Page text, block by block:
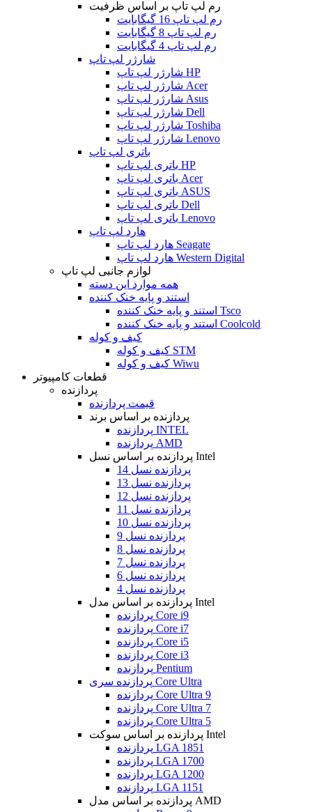
رم لپ تاپ بر اساس ظرفیت
رم لپ تاپ 16 گیگابایت
رم لپ تاپ 8 گیگابایت
رم لپ تاپ 4 گیگابایت
شارژر لپ تاپ
شارژر لپ تاپ HP
شارژر لپ تاپ Acer
شارژر لپ تاپ Asus
شارژر لپ تاپ Dell
شارژر لپ تاپ Toshiba
شارژر لپ تاپ Lenovo
باتری لپ تاپ
باتری لپ تاپ HP
باتری لپ تاپ Acer
باتری لپ تاپ ASUS
باتری لپ تاپ Dell
باتری لپ تاپ Lenovo
هارد لپ تاپ
هارد لپ تاپ Seagate
هارد لپ تاپ Western Digital
لوازم جانبی لپ تاپ
همه موارد این دسته
استند و پایه خنک کننده
استند و پایه خنک کننده Tsco
استند و پایه خنک کننده Coolcold
کیف و کوله
کیف و کوله STM
کیف و کوله Wiwu
قطعات کامپیوتر
پردازنده
قیمت پردازنده
پردازنده بر اساس برند
پردازنده INTEL
پردازنده AMD
پردازنده بر اساس نسل Intel
پردازنده نسل 14
پردازنده نسل 13
پردازنده نسل 12
پردازنده نسل 11
پردازنده نسل 10
پردازنده نسل 9
پردازنده نسل 8
پردازنده نسل 7
پردازنده نسل 6
پردازنده نسل 4
پردازنده بر اساس مدل Intel
پردازنده Core i9
پردازنده Core i7
پردازنده Core i5
پردازنده Core i3
پردازنده Pentium
پردازنده سری Core Ultra
پردازنده Core Ultra 9
پردازنده Core Ultra 7
پردازنده Core Ultra 5
پردازنده بر اساس سوکت Intel
پردازنده LGA 1851
پردازنده LGA 1700
پردازنده LGA 1200
پردازنده LGA 1151
پردازنده بر اساس مدل AMD